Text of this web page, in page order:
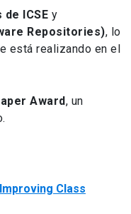
ICSE y
Repositories), lo
está realizando en el
Award, un
Class